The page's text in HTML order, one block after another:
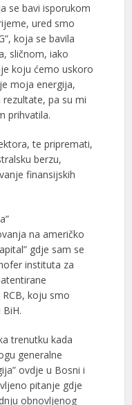
se bavi isporukom
ured smo
koja se bavila
sličnom, iako
koju ćemo uskoro
moja energija,
pa su mi
prihvatila.
te pripremati,
berzu,
finansijskih
na američko
gdje sam se
instituta za
koju smo
trenutku kada
generalne
ovdje u Bosni i
pitanje gdje
obnovljenog